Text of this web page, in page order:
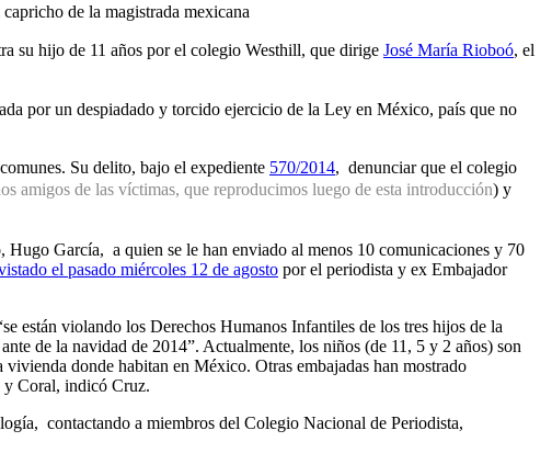
de la magistrada mexicana
su hijo de 11 años por el colegio Westhill, que dirige José María Rioboó, el
por un despiadado y torcido ejercicio de la Ley en México, país que no
Su delito, bajo el expediente 570/2014, denunciar que el colegio
amigos de las víctimas, que reproducimos luego de esta introducción) y
García, a quien se le han enviado al menos 10 comunicaciones y 70
el pasado miércoles 12 de agosto por el periodista y ex Embajador
están violando los Derechos Humanos Infantiles de los tres hijos de la
de la navidad de 2014”. Actualmente, los niños (de 11, 5 y 2 años) son
donde habitan en México. Otras embajadas han mostrado
y Coral, indicó Cruz.
contactando a miembros del Colegio Nacional de Periodista,